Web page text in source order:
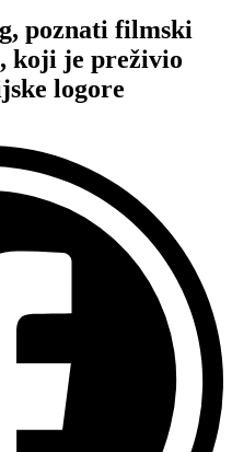
poznati filmski
koji je preživio
logore